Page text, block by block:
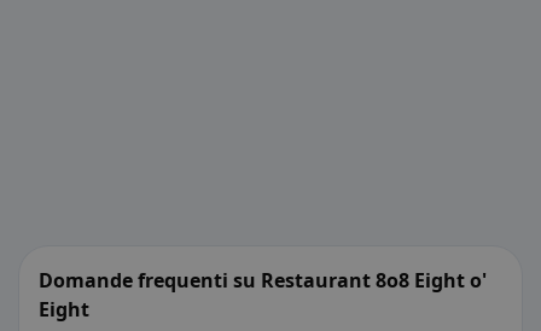
Domande frequenti su Restaurant 8o8 Eight o'
Eight